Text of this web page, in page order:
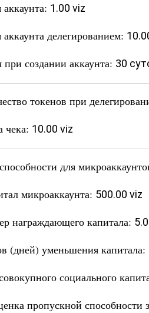
1.00 viz
делегированием:
создании аккаунта: 30
токенов при
чека: 10.00 viz
для
микроаккаунта: 500.00 viz
награждающего капитала:
(дней) уменьшения капитала:
социального
пропускной